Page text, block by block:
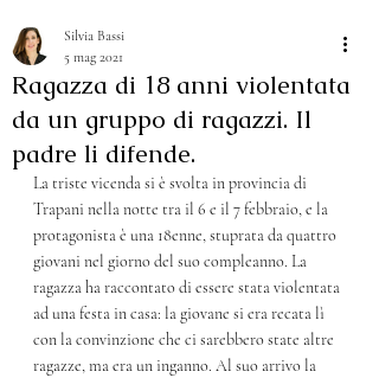
Ragazza di 18 anni violentata
da un gruppo di ragazzi. Il
padre li difende.
Silvia Bassi
5 mag 2021
La triste vicenda si è svolta in provincia di
Trapani nella notte tra il 6 e il 7 febbraio, e la
protagonista è una 18enne, stuprata da quattro
giovani nel giorno del suo compleanno. La
ragazza ha raccontato di essere stata violentata
ad una festa in casa: la giovane si era recata lì
con la convinzione che ci sarebbero state altre
ragazze, ma era un inganno. Al suo arrivo la